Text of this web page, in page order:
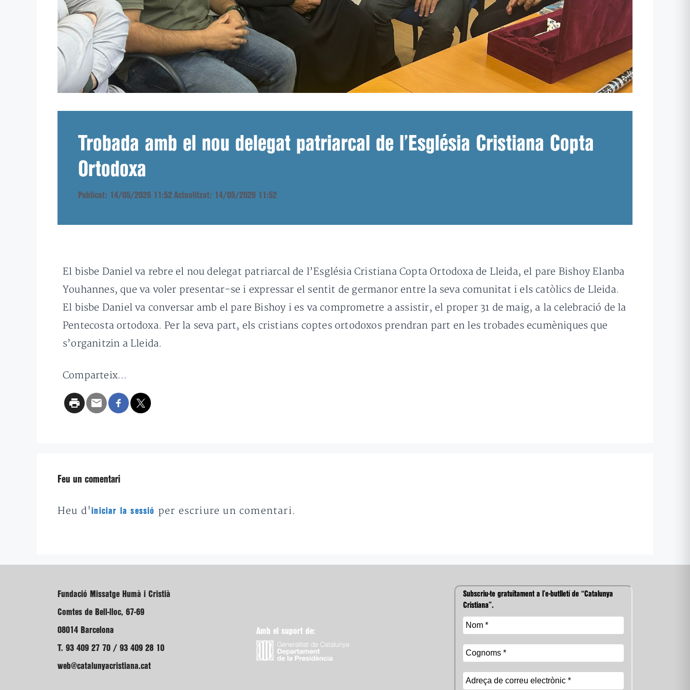
Trobada amb el nou delegat patriarcal de l’Església Cristiana Copta
Ortodoxa
Publicat: 14/05/2026 11:52 Actualitzat: 14/05/2026 11:52
El bisbe Daniel va rebre el nou delegat patriarcal de l’Església Cristiana Copta Ortodoxa de Lleida, el pare Bishoy Elanba
Youhannes, que va voler presentar-se i expressar el sentit de germanor entre la seva comunitat i els catòlics de Lleida.
El bisbe Daniel va conversar amb el pare Bishoy i es va comprometre a assistir, el proper 31 de maig, a la celebració de la
Pentecosta ortodoxa. Per la seva part, els cristians coptes ortodoxos prendran part en les trobades ecumèniques que
s’organitzin a Lleida.
Comparteix...
Feu un comentari
Heu d'iniciar la sessió per escriure un comentari.
Fundació Missatge Humà i Cristià
Comtes de Bell-lloc, 67-69
08014 Barcelona
T. 93 409 27 70 / 93 409 28 10
web@catalunyacristiana.cat
Amb el suport de:
Subscriu-te gratuïtament a l’e-butlletí de “Catalunya
Cristiana”.